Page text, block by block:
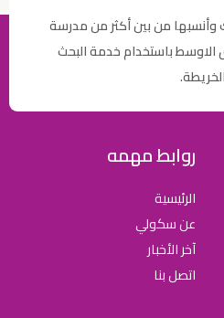
من بين أكثر من مدرسة
الاوسط باستخدام خدمة البحث
روابط مهمه
الرئيسية
عن سكولي
آخر الأخبار
اتصل بنا